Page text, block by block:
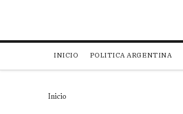
INICIO POLITICA ARGENTINA
Inicio